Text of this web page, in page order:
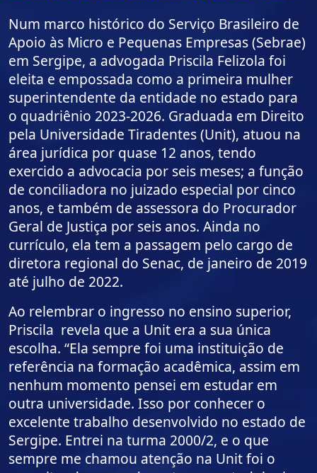
Num marco histórico do Serviço Brasileiro de
Apoio às Micro e Pequenas Empresas (Sebrae)
em Sergipe, a advogada Priscila Felizola foi
eleita e empossada como a primeira mulher
superintendente da entidade no estado para
o quadriênio 2023-2026. Graduada em Direito
pela Universidade Tiradentes (Unit), atuou na
área jurídica por quase 12 anos, tendo
exercido a advocacia por seis meses; a função
de conciliadora no juizado especial por cinco
anos, e também de assessora do Procurador
Geral de Justiça por seis anos. Ainda no
currículo, ela tem a passagem pelo cargo de
diretora regional do Senac, de janeiro de 2019
até julho de 2022.
Ao relembrar o ingresso no ensino superior,
Priscila revela que a Unit era a sua única
escolha. “Ela sempre foi uma instituição de
referência na formação acadêmica, assim em
nenhum momento pensei em estudar em
outra universidade. Isso por conhecer o
excelente trabalho desenvolvido no estado de
Sergipe. Entrei na turma 2000/2, e o que
sempre me chamou atenção na Unit foi o